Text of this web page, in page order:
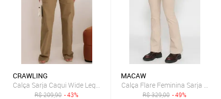
CRAWLING
Calça Sarja Caqui Wide Leg Cintura Alta Feminina
R$209,90 - 43%
MACAW
Calça Flare Feminina Sarja
R$329,00 - 49%